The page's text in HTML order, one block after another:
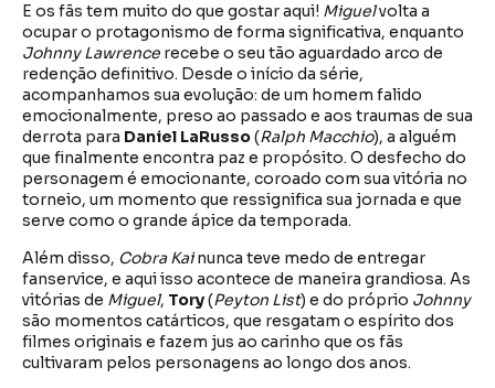
E os fãs tem muito do que gostar aqui! Miguelvolta a
ocupar o protagonismo de forma significativa, enquanto
Johnny Lawrence recebe o seu tão aguardado arco de
redenção definitivo. Desde o início da série,
acompanhamos sua evolução: de um homem falido
emocionalmente, preso ao passado e aos traumas de sua
derrota para Daniel LaRusso(Ralph Macchio), a alguém
que finalmente encontra paz e propósito. O desfecho do
personagem é emocionante, coroado com sua vitória no
torneio, um momento que ressignifica sua jornada e que
serve como o grande ápice da temporada.
Além disso, Cobra Kainunca teve medo de entregar
fanservice, e aqui isso acontece de maneira grandiosa. As
vitórias de Miguel, Tory(Peyton List) e do próprio Johnny
são momentos catárticos, que resgatam o espírito dos
filmes originais e fazem jus ao carinho que os fãs
cultivaram pelos personagens ao longo dos anos.